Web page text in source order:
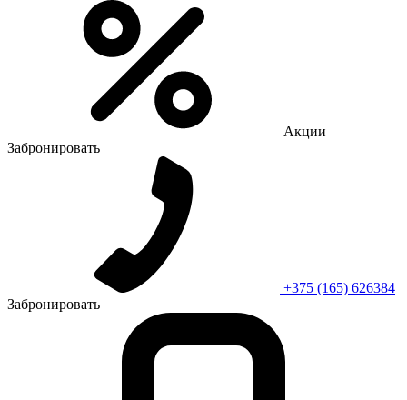
Акции
Забронировать
+375 (165) 626384
Забронировать